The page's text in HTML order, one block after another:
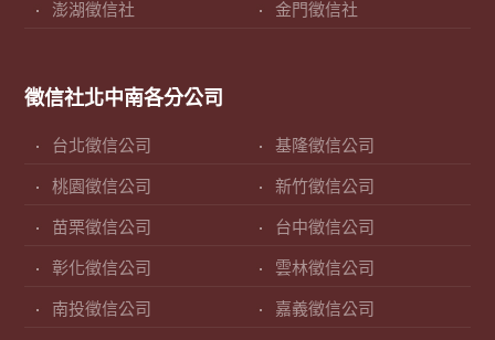
澎湖徵信社 金門徵信社
徵信社北中南各分公司
台北徵信公司 基隆徵信公司
桃園徵信公司 新竹徵信公司
苗栗徵信公司 台中徵信公司
彰化徵信公司 雲林徵信公司
南投徵信公司 嘉義徵信公司